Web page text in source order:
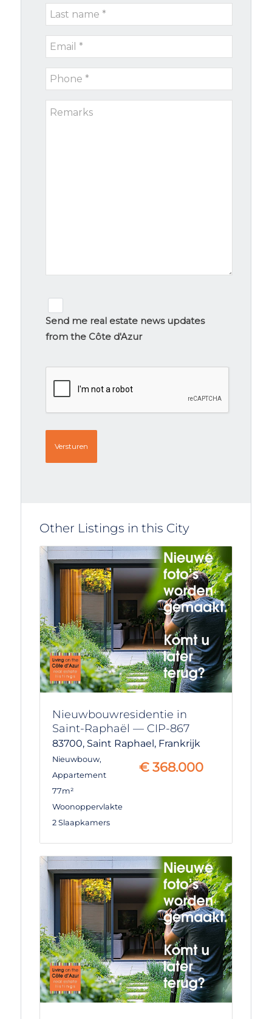
Last
name
Email
*
Phone
*
Remarks
signup
Send me real estate news updates
from the Côte d'Azur
Other Listings in this City
Nieuwbouwresidentie in
Saint-Raphaël — CIP-867
83700, Saint Raphael, Frankrijk
Nieuwbouw,
Appartement
77m²
Woonoppervlakte
2 Slaapkamers
€ 368.000